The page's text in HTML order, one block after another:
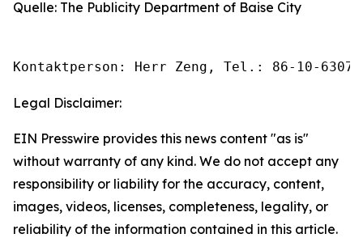
Quelle: The Publicity Department of Baise City
Kontaktperson: Herr Zeng, Tel.: 86-10-
Legal Disclaimer:
EIN Presswire provides this news content "as is"
without warranty of any kind. We do not accept any
responsibility or liability for the accuracy, content,
images, videos, licenses, completeness, legality, or
reliability of the information contained in this article.